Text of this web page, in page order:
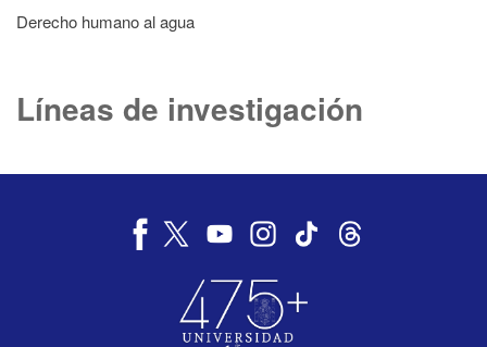
Derecho humano al agua
Líneas de investigación